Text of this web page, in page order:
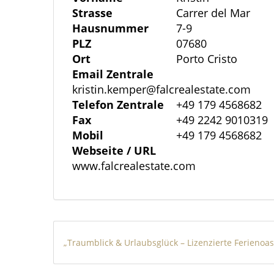
persönliche Wohlfühloase: eine
Wohnfläche, hochwertiger Ausstattung
Die ca.300 m² große Wohnfläche
Wohnküche mit Essbereich, sowie
Übergang zur umliegenden Natur.
ein lichtdurchflutetes Ambiente und
Land und den Poolbereich.
ideal für entspannte Stunden oder
unterirdischer Technikraum sorgt für
Strasse
Carrer del Mar
Hausnummer
7-9
PLZ
07680
Ort
Porto Cristo
Email Zentrale
kristin.kemper@falcrealestate.com
Telefon Zentrale
+49 179 4568682
Fax
+49 2242 9010319
Mobil
+49 179 4568682
Webseite / URL
www.falcrealestate.com
„Traumblick & Urlaubsglück – Lizenzierte